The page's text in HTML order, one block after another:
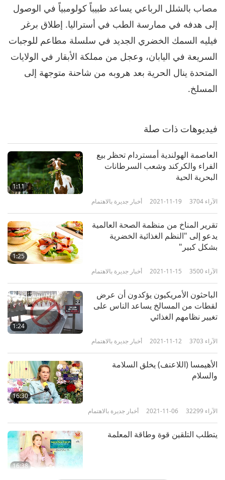
45:33
أخبار جديرة بالاهتمام 2023-05-06 2293الآراء
أخبار جديرة بالاهتمام
8
44:24
أخبار جديرة بالاهتمام
2023-05-08 2669الآراء
9
40:17
أخبار جديرة بالاهتمام
2680الآراء
10
43:56
أخبار جديرة بالاهتمام
2023-05-10 2622الآراء
11
39:55
أخبار جديرة بالاهتمام
43:06
أخبار جديرة بالاهتمام
مصاب بالشلل الرباعي يساعد طبيباً كولومبياً في الوصول
إلى هدفه في ممارسة الطب في أستراليا. إطلاق برغر
فيليه السمك الخضري الجديد في سلسلة مطاعم للوجبات
السريعة في اليابان، وعجل من مملكة الأبقار في الولايات
المتحدة ينال الحرية بعد هروبه من شاحنة متوجهة إلى
المسلخ.
فيديوهات ذات صلة
1:11
العاصمة الهولندية أمستردام تحظر بيع
الفراء والكركند وشعب السرطانات
البحرية الحية
أخبار جديرة بالاهتمام 2021-11-19 3704 الآراء
1:25
تقرير المناخ من منظمة الصحة العالمية
يدعو إلى "النظم الغذائية الخضرية
بشكل كبير"
أخبار جديرة بالاهتمام 2021-11-15 3500 الآراء
1:24
الباحثون الأمريكيون يؤكدون أن عرض
لقطات من المسالخ يساعد الناس على
تغيير نظامهم الغذائي
أخبار جديرة بالاهتمام 2021-11-12 3703 الآراء
16:30
الأهيمسا (اللاعنف) يخلق السلامة
والسلام
أخبار جديرة بالاهتمام 2021-11-06 32299 الآراء
16:38
يتطلب التلقين قوة وطاقة المعلمة